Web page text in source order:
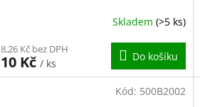
Skladem (>5 ks)
8,26 Kč bez DPH
10 Kč / ks
Do košíku
Kód: 500B2002